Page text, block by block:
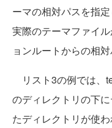
ーマの相対パスを指
実際のテーマファイ
ョンルートからの相対
リスト3の例では、
のディレクトリの下
たディレクトリが使